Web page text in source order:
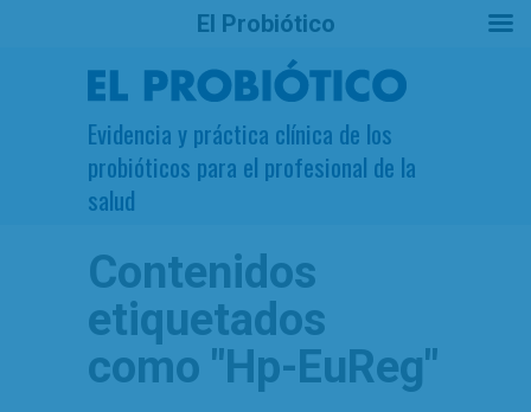
Evidencia y práctica clínica de los
probióticos para el profesional de la
salud
Contenidos
etiquetados
como "Hp-EuReg"
El Probiótico